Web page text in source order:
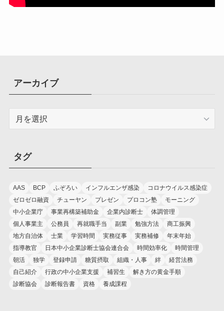
アーカイブ
ブ
タグ
AAS BCP ふぞろい インフルエンザ感染
コロナウイルス感染症
ゼロゼロ融資
チューヤン プレゼン プロコン塾
モーニング
中小企業庁
事業再構築補助金 企業内診断士
体調管理
個人事業主
公務員 再就職手当 副業 勉強方法
商工振興
地方自治体
士業 学習時間 実務従事 実務補修
年末年始
指導教官
日本中小企業診断士協会連合会 時間効率化
時間管理
朝活
独学 登録申請 糖質摂取 組織・人事 絆
経営法務
自己紹介
行政の中小企業支援 補習生
解き方の黄金手順
診断協会
診断報告書 資格 養成課程